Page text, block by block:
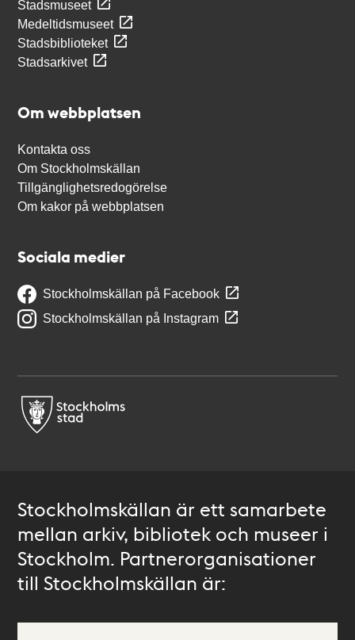
Stadsmuseet
Medeltidsmuseet
Stadsbiblioteket
Stadsarkivet
Om webbplatsen
Kontakta oss
Om Stockholmskällan
Tillgänglighetsredogörelse
Om kakor på webbplatsen
Sociala medier
Stockholmskällan på Facebook
Stockholmskällan på Instagram
Stockholmskällan är ett samarbete
mellan arkiv, bibliotek och museer i
Stockholm. Partnerorganisationer
till Stockholmskällan är: